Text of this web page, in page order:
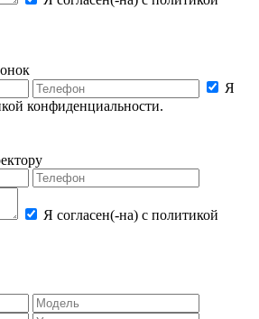
Я
конфиденциальности.
Я согласен(-на) с политикой